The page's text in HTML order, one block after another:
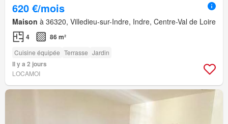
620 €/mois
Maison à 36320, Villedieu-sur-Indre, Indre, Centre-Val de Loire
4 86 m²
Cuisine équipée Terrasse Jardin
Il y a 2 jours
LOCAMOI